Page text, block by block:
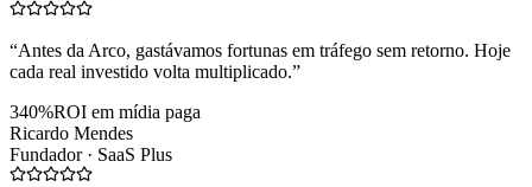
“Antes da Arco, gastávamos fortunas em tráfego sem retorno. Hoje
cada real investido volta multiplicado.”
340%ROI em mídia paga
Ricardo Mendes
Fundador · SaaS Plus